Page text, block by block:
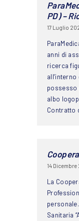
ContattiPD) –
17 Luglio
anni di
ricerca
possesso
albo
Contratto
14 Dicembre
La
Sanitaria